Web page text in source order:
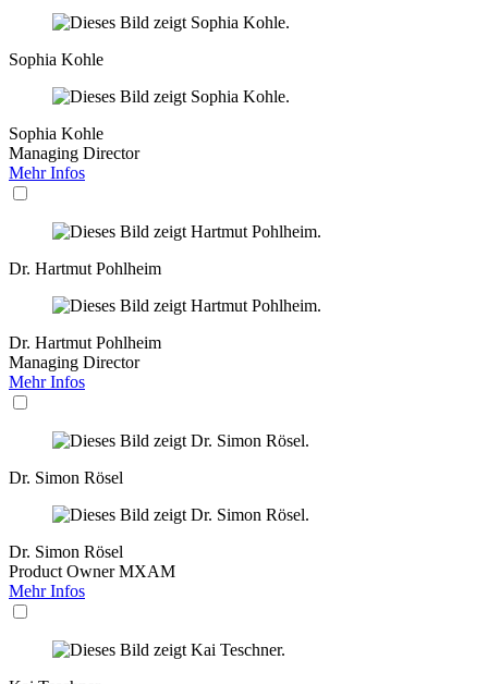
Sophia Kohle
Sophia Kohle
Managing Director
Mehr Infos
Dr. Hartmut Pohlheim
Dr. Hartmut Pohlheim
Managing Director
Mehr Infos
Dr. Simon Rösel
Dr. Simon Rösel
Product Owner MXAM
Mehr Infos